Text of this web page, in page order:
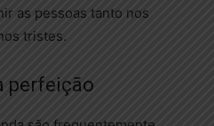
as pessoas tanto nos
tristes.
perfeição